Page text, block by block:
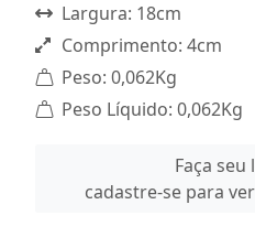
Largura: 18cm
Comprimento: 4cm
Peso: 0,062Kg
Peso Líquido: 0,062Kg
Faça
cadastre-se para